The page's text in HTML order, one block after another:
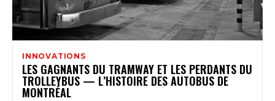
INNOVATIONS
LES GAGNANTS DU TRAMWAY ET LES PERDANTS DU
TROLLEYBUS — L’HISTOIRE DES AUTOBUS DE
MONTRÉAL